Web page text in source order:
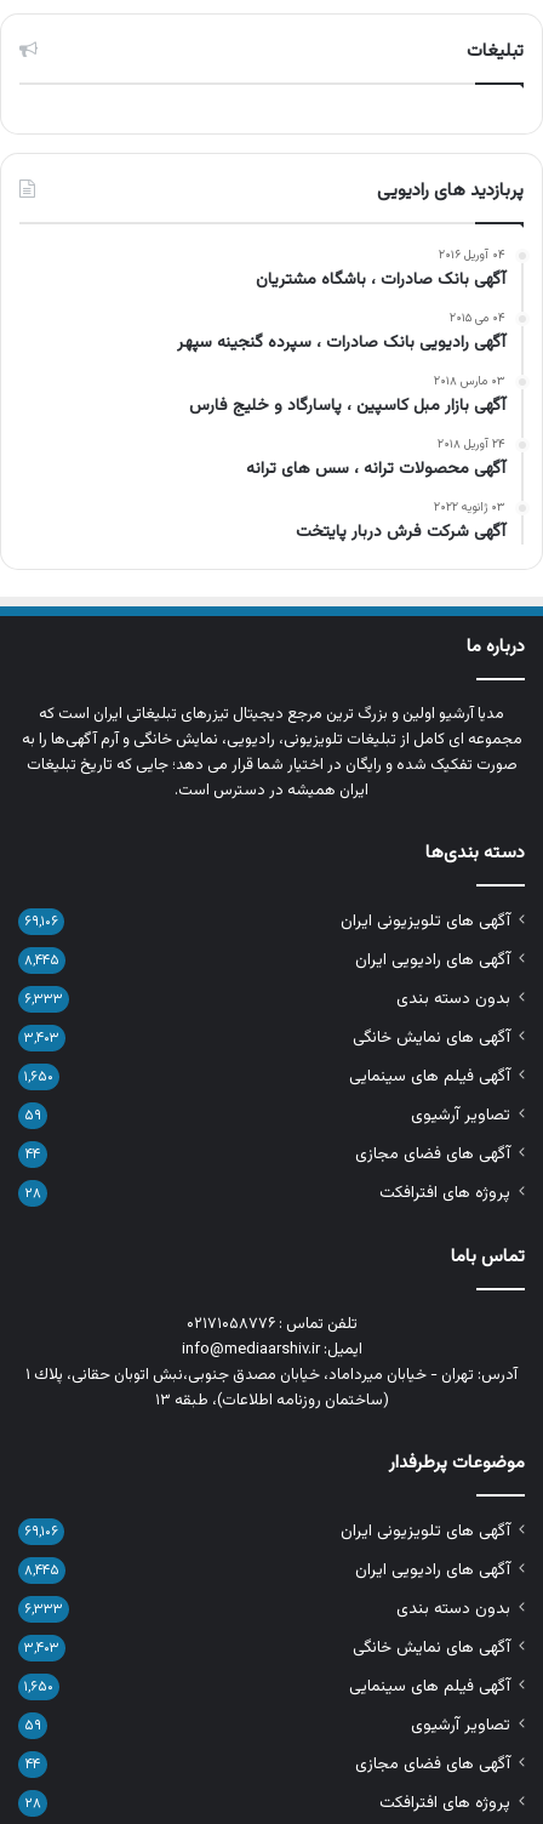
تبلیغات
پربازدید های رادیویی
۰۴ آوریل ۲۰۱۶
آگهی بانک صادرات ، باشگاه مشتریان
۰۴ می ۲۰۱۵
آگهی رادیویی بانک صادرات ، سپرده گنجینه سپهر
۰۳ مارس ۲۰۱۸
آگهی بازار مبل کاسپین ، پاسارگاد و خلیج فارس
۲۴ آوریل ۲۰۱۸
آگهی محصولات ترانه ، سس های ترانه
۰۳ ژانویه ۲۰۲۲
آگهی شرکت فرش دربار پایتخت
درباره ما
مدیا آرشیو اولین و بزرگ‌ ترین مرجع دیجیتال تیزرهای تبلیغاتی ایران است که
مجموعه‌ ای کامل از تبلیغات تلویزیونی، رادیویی، نمایش خانگی و آرم‌ آگهی‌ها را به‌
صورت تفکیک‌ شده و رایگان در اختیار شما قرار می‌ دهد؛ جایی که تاریخ تبلیغات
ایران همیشه در دسترس است.
دسته بندی‌ها
آگهی های تلویزیونی ایران ۶۹,۱۰۶
آگهی های رادیویی ایران ۸,۴۴۵
بدون دسته بندی ۶,۳۳۳
آگهی های نمایش خانگی ۳,۴۰۳
آگهی فیلم های سینمایی ۱,۶۵۰
تصاویر آرشیوی ۵۹
آگهی های فضای مجازی ۴۴
پروژه های افترافکت ۲۸
تماس باما
تلفن تماس : ۰۲۱۷۱۰۵۸۷۷۶
ایمیل: info@mediaarshiv.ir
آدرس: تهران - خیابان میرداماد، خیابان مصدق جنوبی،نبش اتوبان حقانی، پلاك ١
(ساختمان روزنامه اطلاعات)، طبقه ۱۳
موضوعات پرطرفدار
آگهی های تلویزیونی ایران ۶۹,۱۰۶
آگهی های رادیویی ایران ۸,۴۴۵
بدون دسته بندی ۶,۳۳۳
آگهی های نمایش خانگی ۳,۴۰۳
آگهی فیلم های سینمایی ۱,۶۵۰
تصاویر آرشیوی ۵۹
آگهی های فضای مجازی ۴۴
پروژه های افترافکت ۲۸